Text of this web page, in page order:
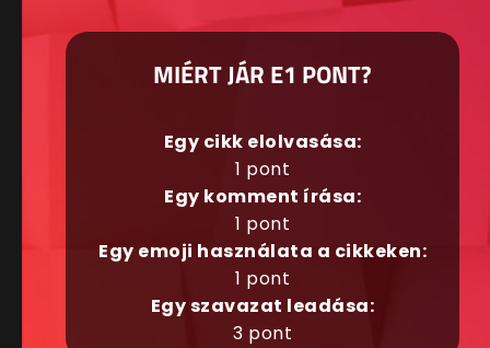
MIÉRT JÁR E1 PONT?
Egy cikk elolvasása:
1 pont
Egy komment írása:
1 pont
Egy emoji használata a cikkeken:
1 pont
Egy szavazat leadása:
3 pont